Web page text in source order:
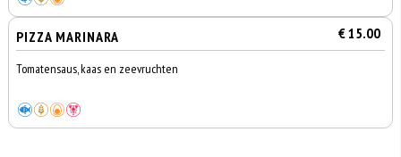
PIZZA MARINARA € 15.00
Tomatensaus, kaas en zeevruchten